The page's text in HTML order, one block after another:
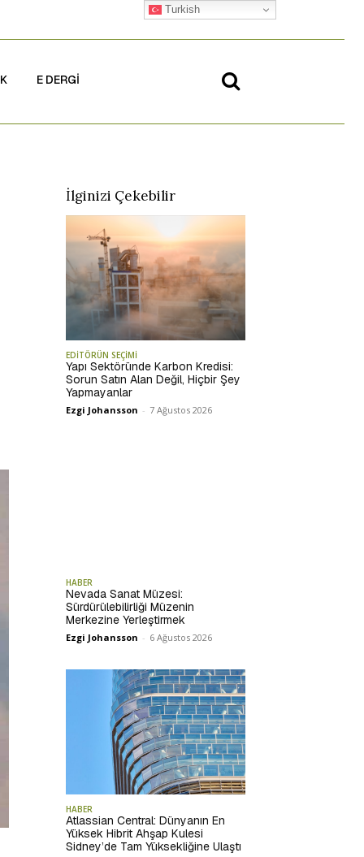
E DERGİ
İlginizi Çekebilir
EDİTÖRÜN SEÇİMİ
Yapı Sektöründe Karbon Kredisi:
Sorun Satın Alan Değil, Hiçbir Şey
Yapmayanlar
Ezgi Johansson - 7 Ağustos 2026
HABER
Nevada Sanat Müzesi:
Sürdürülebilirliği Müzenin
Merkezine Yerleştirmek
Ezgi Johansson - 6 Ağustos 2026
HABER
Atlassian Central: Dünyanın En
Yüksek Hibrit Ahşap Kulesi
Sidney’de Tam Yüksekliğine Ulaştı
Turkish